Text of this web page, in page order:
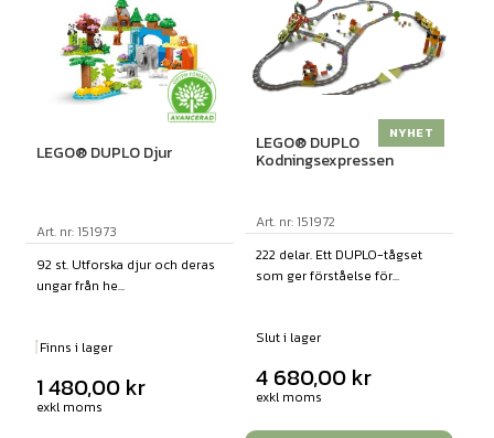
LEGO® DUPLO Djur
Art. nr: 151973
92 st. Utforska djur och deras
ungar från he...
Finns i lager
1 480,00 kr
exkl moms
LEGO® DUPLO
Kodningsexpressen
NYHET
Art. nr: 151972
222 delar. Ett DUPLO-tågset
som ger förståelse för...
Slut i lager
4 680,00 kr
exkl moms